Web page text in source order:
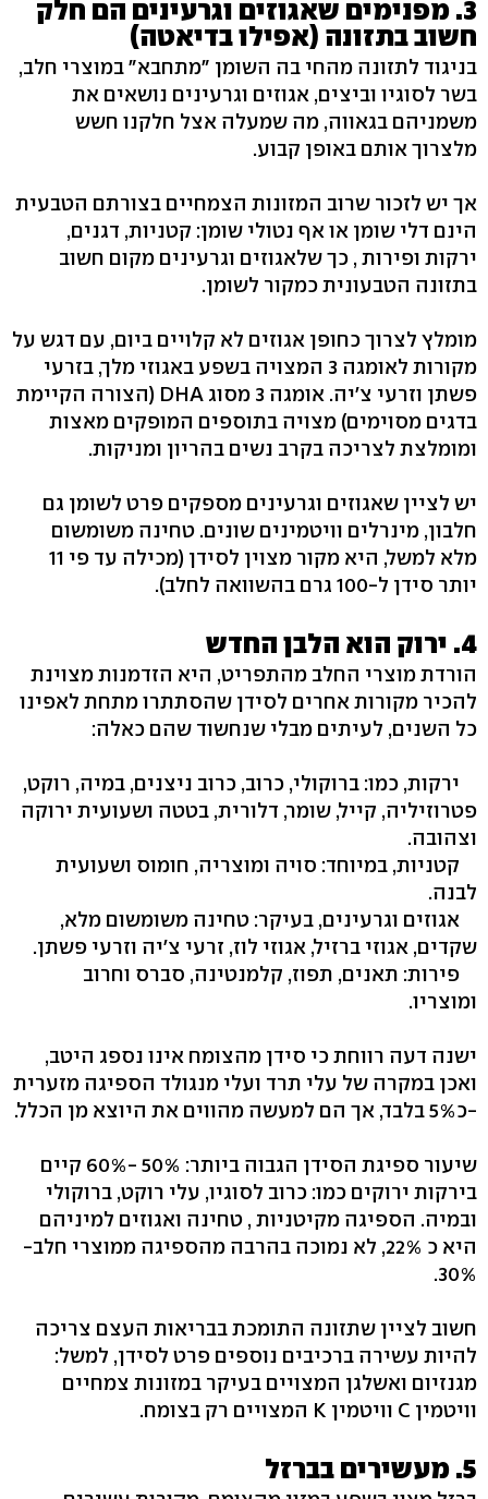
3. מפנימים שאגוזים וגרעינים הם חלק
חשוב בתזונה (אפילו בדיאטה)
בניגוד לתזונה מהחי בה השומן "מתחבא" במוצרי חלב,
בשר לסוגיו וביצים, אגוזים וגרעינים נושאים את
משמניהם בגאווה, מה שמעלה אצל חלקנו חשש
מלצרוך אותם באופן קבוע.
אך יש לזכור שרוב המזונות הצמחיים בצורתם הטבעית
הינם דלי שומן או אף נטולי שומן: קטניות, דגנים,
ירקות ופירות , כך שלאגוזים וגרעינים מקום חשוב
בתזונה הטבעונית כמקור לשומן.
מומלץ לצרוך כחופן אגוזים לא קלויים ביום, עם דגש על
מקורות לאומגה 3 המצויה בשפע באגוזי מלך, בזרעי
פשתן וזרעי צ'יה. אומגה 3 מסוג DHA (הצורה הקיימת
בדגים מסוימים) מצויה בתוספים המופקים מאצות
ומומלצת לצריכה בקרב נשים בהריון ומניקות.
יש לציין שאגוזים וגרעינים מספקים פרט לשומן גם
חלבון, מינרלים וויטמינים שונים. טחינה משומשום
מלא למשל, היא מקור מצוין לסידן (מכילה עד פי 11
יותר סידן ל-100 גרם בהשוואה לחלב).
4. ירוק הוא הלבן החדש
הורדת מוצרי החלב מהתפריט, היא הזדמנות מצוינת
להכיר מקורות אחרים לסידן שהסתתרו מתחת לאפינו
כל השנים, לעיתים מבלי שנחשוד שהם כאלה:
ירקות, כמו: ברוקולי, כרוב, כרוב ניצנים, במיה, רוקט,
פטרוזיליה, קייל, שומר, דלורית, בטטה ושעועית ירוקה
וצהובה.
קטניות, במיוחד: סויה ומוצריה, חומוס ושעועית
לבנה.
אגוזים וגרעינים, בעיקר: טחינה משומשום מלא,
שקדים, אגוזי ברזיל, אגוזי לוז, זרעי צ'יה וזרעי פשתן.
פירות: תאנים, תפוז, קלמנטינה, סברס וחרוב
ומוצריו.
ישנה דעה רווחת כי סידן מהצומח אינו נספג היטב,
ואכן במקרה של עלי תרד ועלי מנגולד הספיגה מזערית
-כ5% בלבד, אך הם למעשה מהווים את היוצא מן הכלל.
שיעור ספיגת הסידן הגבוה ביותר: 50% -60% קיים
בירקות ירוקים כמו: כרוב לסוגיו, עלי רוקט, ברוקולי
ובמיה. הספיגה מקיטניות , טחינה ואגוזים למיניהם
היא כ 22%, לא נמוכה בהרבה מהספיגה ממוצרי חלב-
30%.
חשוב לציין שתזונה התומכת בבריאות העצם צריכה
להיות עשירה ברכיבים נוספים פרט לסידן, למשל:
מגנזיום ואשלגן המצויים בעיקר במזונות צמחיים
וויטמין C וויטמין K המצויים רק בצומח.
5. מעשירים בברזל